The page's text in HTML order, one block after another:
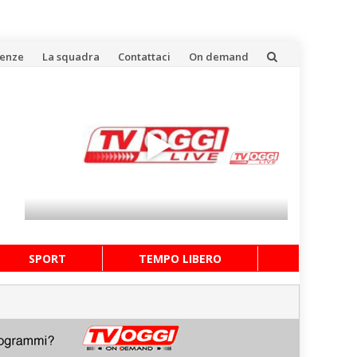
La squadra Contattaci On demand
SPORT TEMPO LIBERO